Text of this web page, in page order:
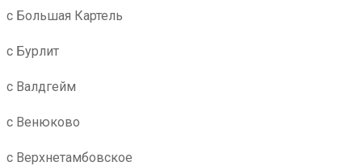
с Большая Картель
с Бурлит
с Валдгейм
с Венюково
с Верхнетамбовское